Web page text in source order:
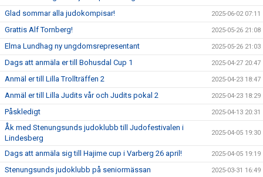
Glad sommar alla judokompisar! 2025-06-02 07:11
Grattis Alf Tornberg! 2025-05-26 21:08
Elma Lundhag ny ungdomsrepresentant 2025-05-26 21:03
Dags att anmäla er till Bohusdal Cup 1 2025-04-27 20:47
Anmäl er till Lilla Trollträffen 2 2025-04-23 18:47
Anmäl er till Lilla Judits vår och Judits pokal 2 2025-04-23 18:29
Påskledigt 2025-04-13 20:31
Åk med Stenungsunds judoklubb till Judofestivalen i
Lindesberg
2025-04-05 19:30
Dags att anmäla sig till Hajime cup i Varberg 26 april! 2025-04-05 19:19
Stenungsunds judoklubb på seniormässan 2025-03-31 16:49